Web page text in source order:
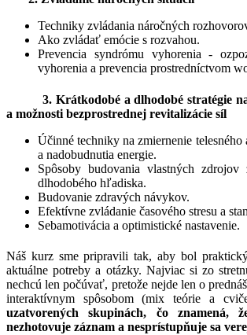
Techniky zvládania náročných
Ako zvládať emócie s rozvahou.
Prevencia syndrómu vyhorenia -
vyhorenia a prevencia prostredníctvom
3. Krátkodobé a dlhodobé stratégie na
a možnosti bezprostrednej revitalizácie síl
Účinné techniky na zmiernenie telesného
a nadobudnutia energie.
Spôsoby budovania vlastných zdrojov
dlhodobého hľadiska.
Budovanie zdravých návykov.
Efektívne zvládanie časového stresu a
Sebamotivácia a optimistické nastavenie.
Náš kurz sme pripravili tak, aby bol
aktuálne potreby a otázky. Najviac si zo
nechcú len počúvať, pretože nejde len o
interaktívnym spôsobom (mix teórie a
uzatvorených skupinách, čo znamená,
nezhotovuje záznam a nesprístupňuje sa